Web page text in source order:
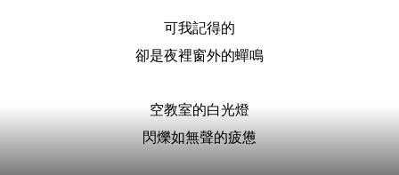
可我記得的
卻是夜裡窗外的蟬鳴
空教室的白光燈
閃爍如無聲的疲憊